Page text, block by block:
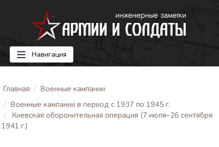
Навигация
Главная
Военные кампании
Военные кампании в период с 1937 по 1945 г.
Киевская оборонительная операция (7 июля–26 сентября
1941 г.)